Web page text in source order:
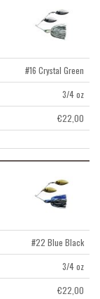
#16 Crystal Green
3/4 oz
€22,00
#22 Blue Black
3/4 oz
€22,00